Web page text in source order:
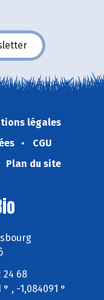
légales
CGU
Plan du site
24 68
° , -1,084091 °